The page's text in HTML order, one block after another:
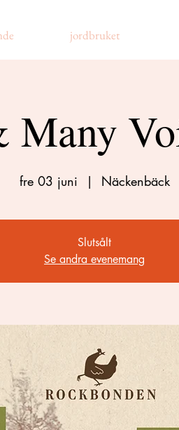
jordbruket
Many
fre 03 juni
  |
Näckenbäck
Slutsålt
Se andra evenemang